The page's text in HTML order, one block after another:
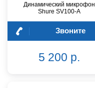
Динамический микрофон
Shure SV100-A
Звоните
5 200 р.